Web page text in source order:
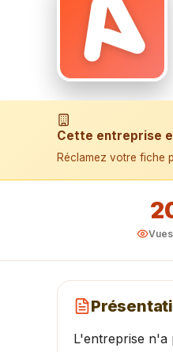
Ajouter une annonce
Se connecter
S'inscrire
📱 Installer l'application
Cette entreprise
Réclamez votre fiche
L'entreprise n'a